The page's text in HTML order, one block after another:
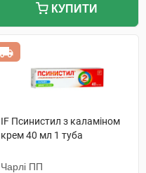
КУПИТИ
IF Псинистил з каламіном
крем 40 мл 1 туба
Чарлі ПП